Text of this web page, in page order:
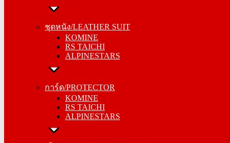
ชุดหนัง/LEATHER SUIT
KOMINE
RS TAICHI
ALPINESTARS
การ์ด/PROTECTOR
KOMINE
RS TAICHI
ALPINESTARS
KOMINE
RS TAICHI
ALPINESTARS
KOMINE
RS TAICHI
ALPINESTARS